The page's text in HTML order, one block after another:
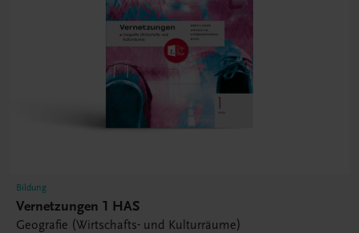
Bildung
Vernetzungen 1 HAS
Geografie (Wirtschafts- und Kulturräume)